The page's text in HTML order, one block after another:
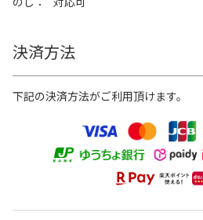
決済方法
下記の決済方法がご利用頂けます。